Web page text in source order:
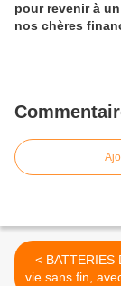
pour revenir à
nos chères
< BATTERIES D'AUTOS,
vie sans fin,